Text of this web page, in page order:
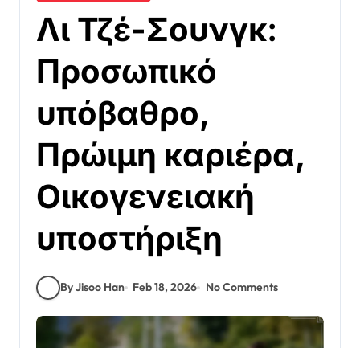
Λι Τζέ-Σουνγκ:
Προσωπικό
υπόβαθρο,
Πρώιμη καριέρα,
Οικογενειακή
υποστήριξη
By Jisoo Han Feb 18, 2026 No Comments